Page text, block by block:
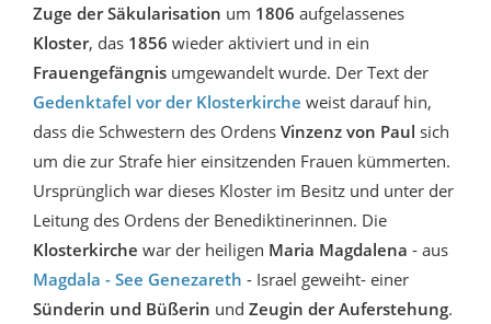
Zuge der Säkularisation um 1806 aufgelassenes
Kloster, das 1856 wieder aktiviert und in ein
Frauengefängnis umgewandelt wurde. Der Text der
Gedenktafel vor der Klosterkirche weist darauf hin,
dass die Schwestern des Ordens Vinzenz von Paul sich
um die zur Strafe hier einsitzenden Frauen kümmerten.
Ursprünglich war dieses Kloster im Besitz und unter der
Leitung des Ordens der Benediktinerinnen. Die
Klosterkirche war der heiligen Maria Magdalena - aus
Magdala - See Genezareth - Israel geweiht- einer
Sünderin und Büßerin und Zeugin der Auferstehung.